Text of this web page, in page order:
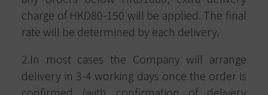
charge of HKD80-150 will be applied. The final
rate will be determined by each delivery.
2.In most cases the Company will arrange
delivery in 3-4 working days once the order is